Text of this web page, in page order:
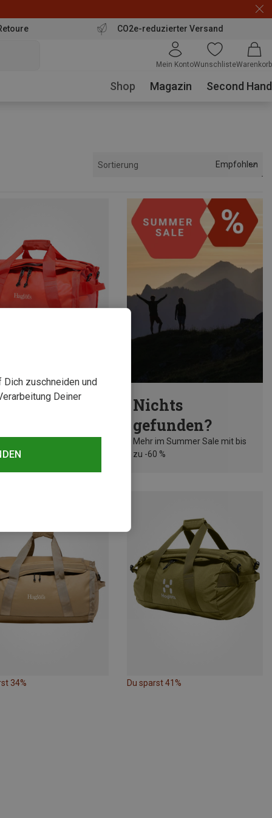
CO2e-reduzierter Versand
Mein KontoWunschlisteWarenkorb
Shop Magazin Second Hand
Sortierung Empfohlen
43%
Nichts
gefunden?
Mehr im Summer Sale mit bis
zu -60 %
34% Du sparst 41%
zuschneiden und
Deiner